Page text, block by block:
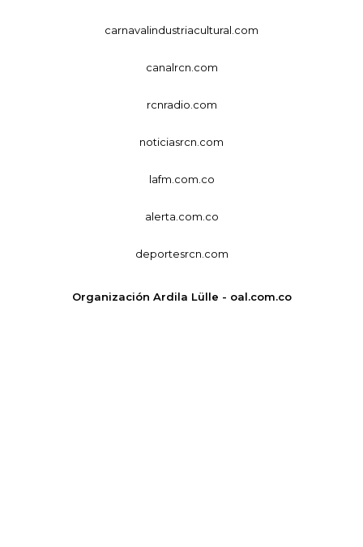
carnavalindustriacultural.com
canalrcn.com
rcnradio.com
noticiasrcn.com
lafm.com.co
alerta.com.co
deportesrcn.com
Organización Ardila Lülle - oal.com.co